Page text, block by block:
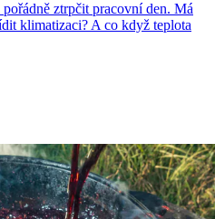
ztrpčit pracovní den. Má
klimatizaci? A co když teplota